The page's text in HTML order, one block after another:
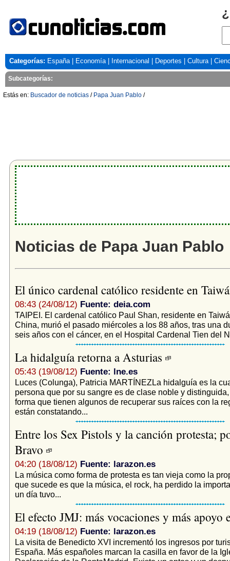
Categorías: España| Economía| Internacional Deportes Cultura|
Subcategorías:
Estás en: Buscador de noticias / Papa Juan Pablo /
Noticias de Papa Juan Pablo
El único cardenal católico residente en
08:43 (24/08/12) Fuente: deia.com
TAIPEI. El cardenal católico Paul Shan, residente en
China, murió el pasado miércoles a los 88 años, tras una
seis años con el cáncer, en el Hospital Cardenal Tien del
La hidalguía retorna a Asturias
05:43 (19/08/12) Fuente: lne.es
Luces (Colunga), Patricia MARTÍNEZLa hidalguía es la
persona que por su sangre es de clase noble y
forma que tienen algunos de recuperar sus raíces con la
están constatando...
Entre los Sex Pistols y la canción protesta;
Bravo
04:20 (18/08/12) Fuente: larazon.es
La música como forma de protesta es tan vieja como la
que sucede es que la música, el rock, ha perdido la
un día tuvo...
El efecto JMJ: más vocaciones y más apoyo
04:19 (18/08/12) Fuente: larazon.es
La visita de Benedicto XVI incrementó los ingresos por
España. Más españoles marcan la casilla en favor de la